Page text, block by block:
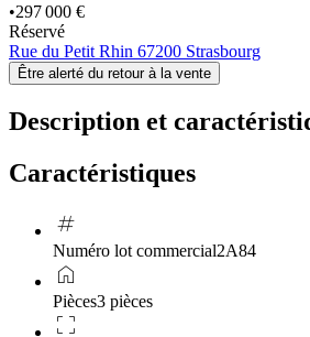
•297 000 €
Réservé
Rue du Petit Rhin 67200 Strasbourg
Être alerté du retour à la vente
Description et
Caractéristiques
tag
Numéro lot commercial2A84
home
Pièces3 pièces
crop_free